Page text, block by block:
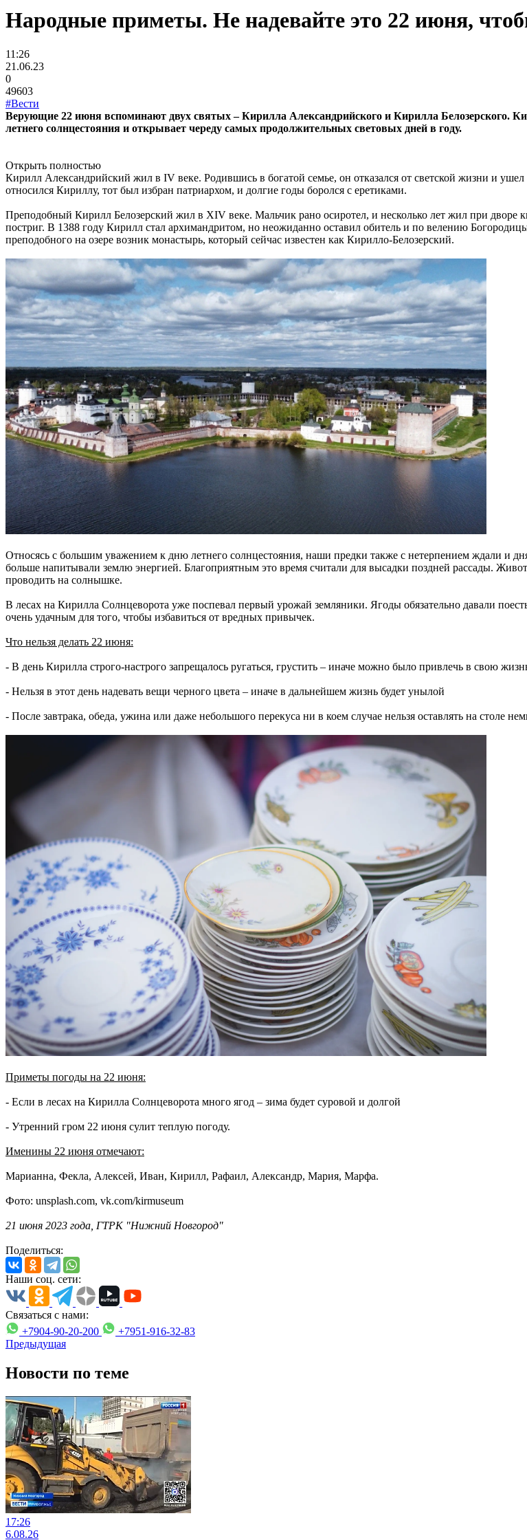
Народные приметы. Не надевайте это 22 июня,
11:26
21.06.23
0
49603
#Вести
Верующие 22 июня вспоминают двух святых – Кирилла Александрийского и Кирилла Белозерского.
летнего солнцестояния и открывает череду самых продолжительных световых дней в году.
Открыть полностью
Кирилл Александрийский жил в IV веке. Родившись в богатой семье, он отказался от светской жизни и
относился Кириллу, тот был избран патриархом, и долгие годы боролся с еретиками.
Преподобный Кирилл Белозерский жил в XIV веке. Мальчик рано осиротел, и несколько лет жил при
постриг. В 1388 году Кирилл стал архимандритом, но неожиданно оставил обитель и по велению
преподобного на озере возник монастырь, который сейчас известен как Кирилло-Белозерский.
Относясь с большим уважением к дню летнего солнцестояния, наши предки также с нетерпением ждали и
больше напитывали землю энергией. Благоприятным это время считали для высадки поздней рассады.
проводить на солнышке.
В лесах на Кирилла Солнцеворота уже поспевал первый урожай земляники. Ягоды обязательно давали
очень удачным для того, чтобы избавиться от вредных привычек.
Что нельзя делать 22 июня:
- В день Кирилла строго-настрого запрещалось ругаться, грустить – иначе можно было привлечь в свою
- Нельзя в этот день надевать вещи черного цвета – иначе в дальнейшем жизнь будет унылой
- После завтрака, обеда, ужина или даже небольшого перекуса ни в коем случае нельзя оставлять на
Приметы погоды на 22 июня:
- Если в лесах на Кирилла Солнцеворота много ягод – зима будет суровой и долгой
- Утренний гром 22 июня сулит теплую погоду.
Именины 22 июня отмечают:
Марианна, Фекла, Алексей, Иван, Кирилл, Рафаил, Александр, Мария, Марфа.
Фото: unsplash.com, vk.com/kirmuseum
21 июня 2023 года, ГТРК "Нижний Новгород"
Поделиться:
Наши соц. сети:
Связаться с нами:
+7904-90-20-200
+7951-916-32-83
Предыдущая
Новости по теме
17:26
6.08.26